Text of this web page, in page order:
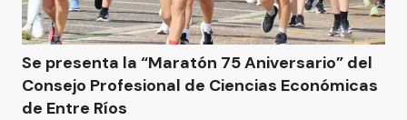
Se presenta la “Maratón 75 Aniversario” del
Consejo Profesional de Ciencias Económicas
de Entre Ríos